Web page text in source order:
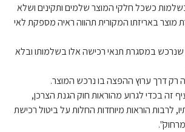
בשלמות כשכל חלקי המוצר שלמים ותקינים ושלא
מוצר באריזתו המקורית תהווה ראיה מספקת לאי
שנרכש במסגרת תנאי רכישה אלו בשלמותו ובלא
זה בכדי לגרוע מהוראות חוק הגנת הצרכן,
ומתקנותיו, לרבות הוראות מיוחדות החלות על ביטול רכישת